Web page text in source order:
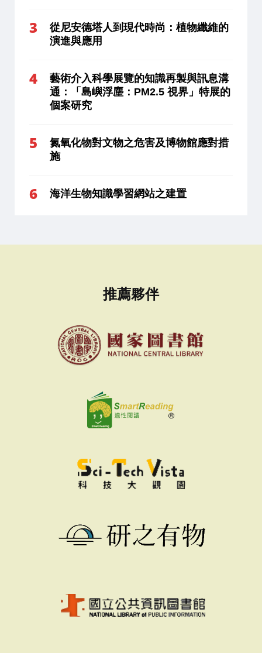
從尼安德塔人到現代時尚：植物纖維的
演進與應用
藝術介入科學展覽的知識再製與訊息溝
通：「島嶼浮塵：PM2.5 視界」特展的
個案研究
氮氧化物對文物之危害及博物館應對措
施
海洋生物知識學習網站之建置
推薦夥伴